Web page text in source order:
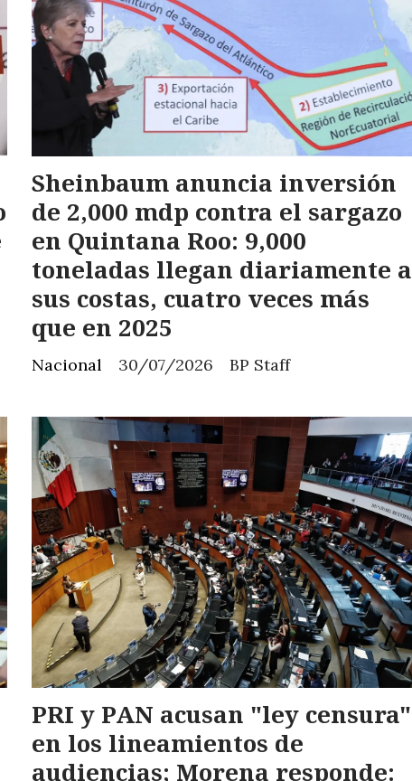
Sheinbaum anuncia inversión
de 2,000 mdp contra el sargazo
en Quintana Roo: 9,000
toneladas llegan diariamente a
sus costas, cuatro veces más
que en 2025
BP Staff
Nacional 30/07/2026
PRI y PAN acusan "ley censura"
en los lineamientos de
audiencias; Morena responde: